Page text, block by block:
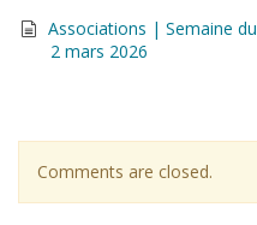
Associations | Semaine du
2 mars 2026
Comments are closed.